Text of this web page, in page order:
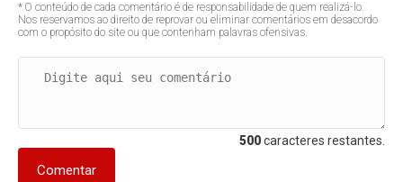
* O conteúdo de cada comentário é de responsabilidade de quem realizá-lo.
Nos reservamos ao direito de reprovar ou eliminar comentários em desacordo
com o propósito do site ou que contenham palavras ofensivas.
500caracteres restantes.
Comentar